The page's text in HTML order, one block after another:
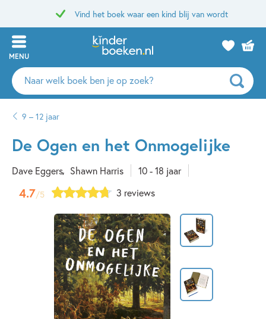
Vind het boek waar een kind blij van wordt
MENU
Zoeken
naar
auteurs
uitgevers
9 – 12 jaar
De Ogen en het Onmogelijke
Dave Eggers Shawn Harris 10 - 18 jaar
4.7/5 3 reviews